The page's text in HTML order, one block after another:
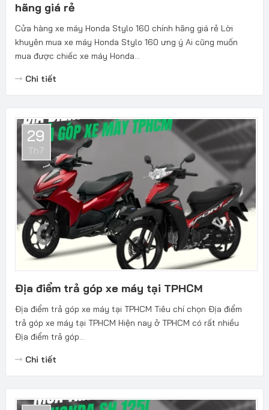
hãng giá rẻ
Cửa hàng xe máy Honda Stylo 160 chính hãng giá rẻ Lời
khuyên mua xe máy Honda Stylo 160 ưng ý Ai cũng muốn
mua được chiếc xe máy Honda...
Chi tiết
29
Th7
Địa điểm trả góp xe máy tại TPHCM
Địa điểm trả góp xe máy tại TPHCM Tiêu chí chọn Địa điểm
trả góp xe máy tại TPHCM Hiện nay ở TPHCM có rất nhiều
Địa điểm trả góp...
Chi tiết